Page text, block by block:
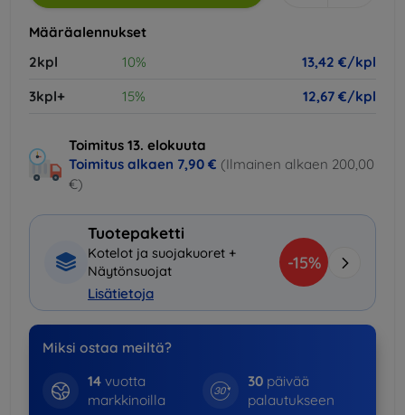
Määräalennukset
2kpl
10%
13,42 €/kpl
3kpl+
15% 12,67 €/kpl
Toimitus 13. elokuuta
Toimitus alkaen 7,90 € (Ilmainen alkaen 200,00
€)
Tuotepaketti
Kotelot ja suojakuoret +
Näytönsuojat
Lisätietoja
-15%
Miksi ostaa meiltä?
14vuotta
markkinoilla
30 päivää
palautukseen